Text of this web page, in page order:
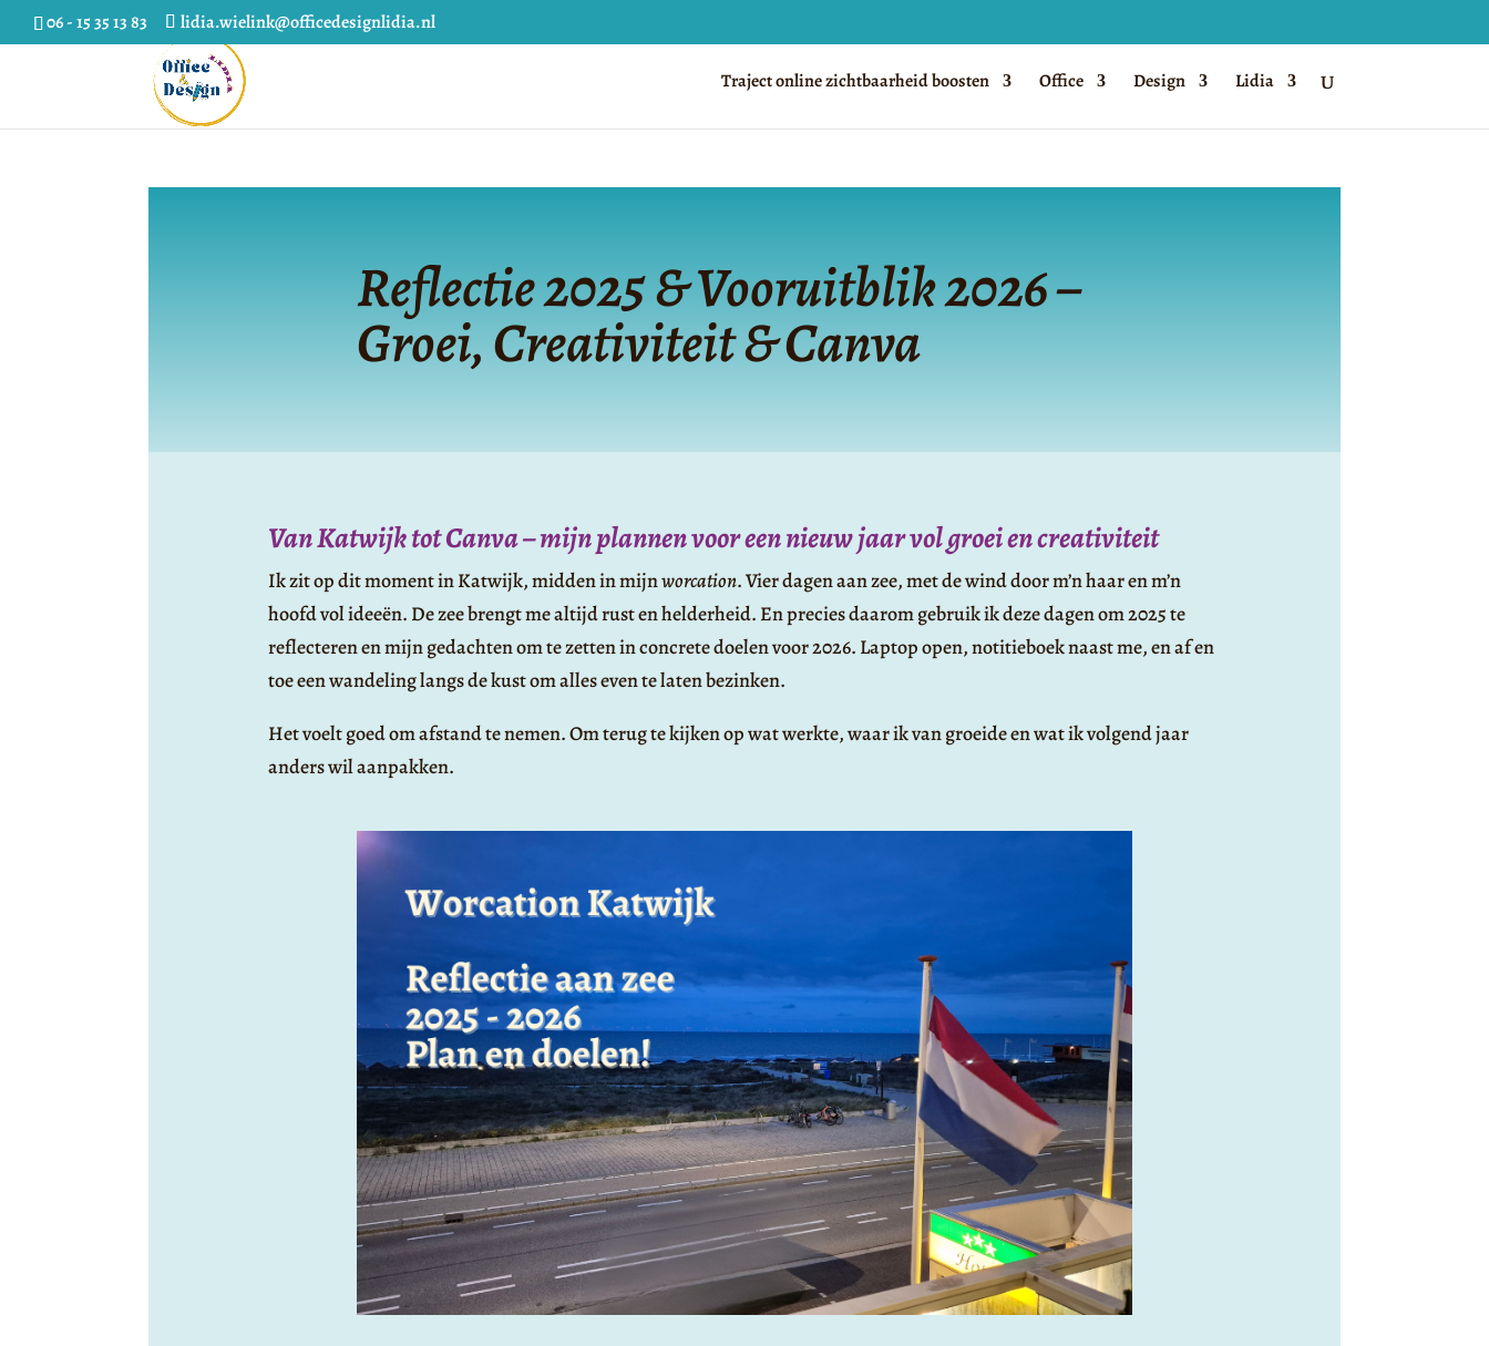
06 - 15 35 13 83 lidia.wielink@officedesignlidia.nl
Traject online zichtbaarheid boosten Office Design Lidia
Reflectie 2025 & Vooruitblik 2026 –
Groei, Creativiteit & Canva
Van Katwijk tot Canva – mijn plannen voor een nieuw jaar vol groei en creativiteit
Ik zit op dit moment in Katwijk, midden in mijnworcation. Vier dagen aan zee, met de wind door m’n haar en m’n
hoofd vol ideeën. De zee brengt me altijd rust en helderheid. En precies daarom gebruik ik deze dagen om 2025 te
reflecteren en mijn gedachten om te zetten in concrete doelen voor 2026. Laptop open, notitieboek naast me, en af en
toe een wandeling langs de kust om alles even te laten bezinken.
Het voelt goed om afstand te nemen. Om terug te kijken op wat werkte, waar ik van groeide en wat ik volgend jaar
anders wil aanpakken.